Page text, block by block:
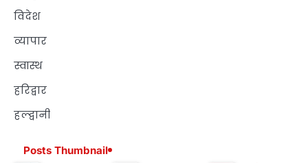
विदेश
व्यापार
स्वास्थ
हरिद्वार
हल्द्वानी
Posts Thumbnail